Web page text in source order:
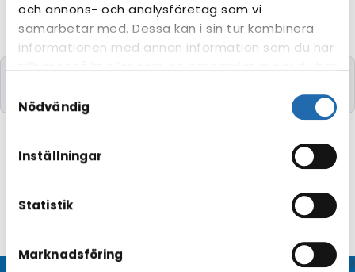
och annons- och analysföretag som vi
samarbetar med. Dessa kan i sin tur kombinera
informationen med annan information som du har
användningen av kakor genom att förändra
Nödvändig
Inställningar
Statistik
Marknadsföring
V4.1663